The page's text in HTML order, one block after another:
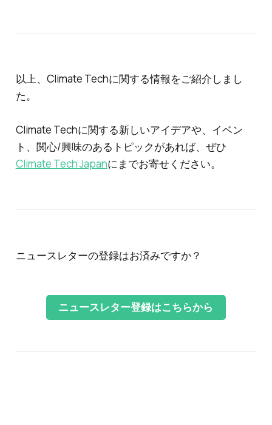
以上、Climate Techに関する情報をご紹介しまし
た。
Climate Techに関する新しいアイデアや、イベン
ト、関心/興味のあるトピックがあれば、ぜひ
Climate Tech Japanにまでお寄せください。
ニュースレターの登録はお済みですか？
ニュースレター登録はこちらから